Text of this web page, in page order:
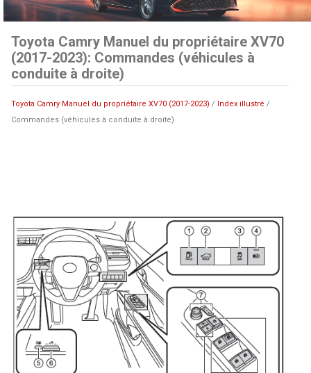
Toyota Camry Manuel du propriétaire XV70
(2017-2023): Commandes (véhicules à
conduite à droite)
Toyota Camry Manuel du propriétaire XV70 (2017-2023) / Index illustré /
Commandes (véhicules à conduite à droite)